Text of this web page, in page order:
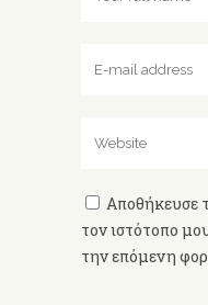
Αποθήκευσε
τον ιστότοπο
την επόμενη